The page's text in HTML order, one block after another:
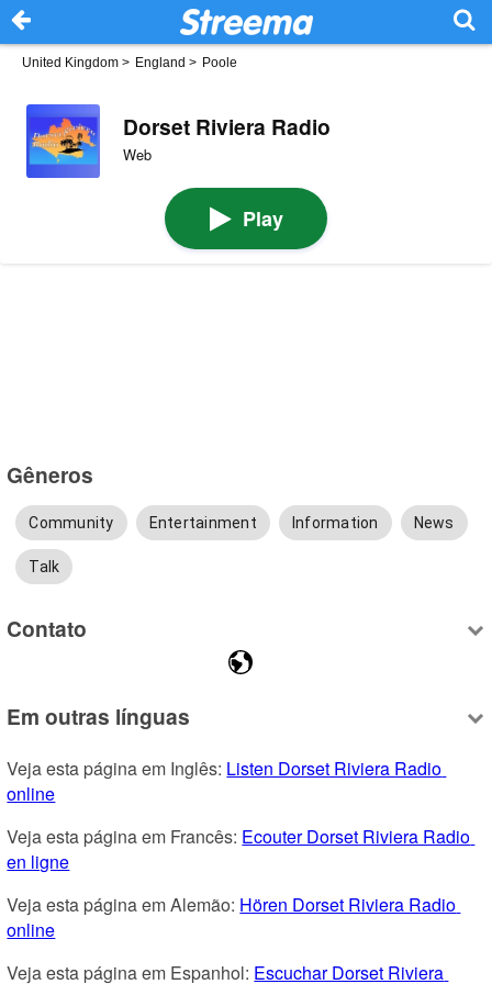
United Kingdom > England > Poole
Dorset Riviera Radio
Web
Play
Gêneros
Community Entertainment Information News
Talk
Contato
Em outras línguas
Veja esta página em Inglês: Listen Dorset Riviera Radio
online
Veja esta página em Francês: Ecouter Dorset Riviera Radio
en ligne
Veja esta página em Alemão: Hören Dorset Riviera Radio
online
Veja esta página em Espanhol: Escuchar Dorset Riviera